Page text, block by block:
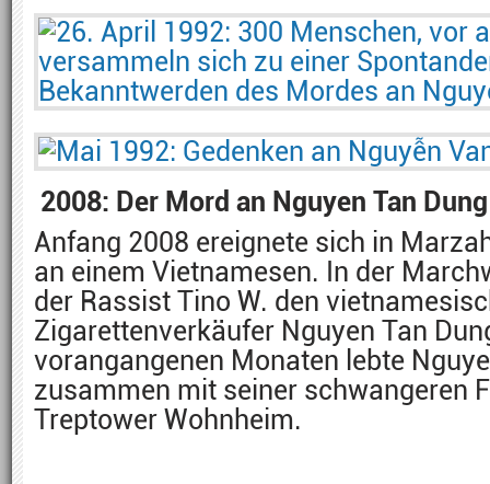
2008: Der Mord an Nguyen Tan Dung
Anfang 2008 ereignete sich in
an einem Vietnamesen. In der
der Rassist Tino W. den
Zigarettenverkäufer Nguyen Tan
vorangangenen Monaten lebte
zusammen mit seiner schwangeren
Treptower Wohnheim.